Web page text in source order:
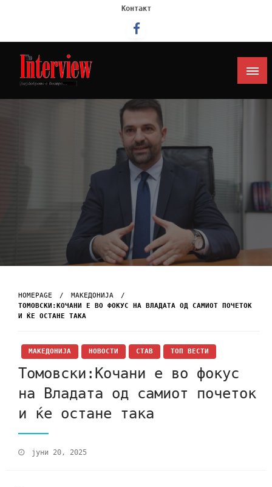
Контакт
Интервју
HOMEPAGE
МАКЕДОНИЈА
ТОМОВСКИ:КОЧАНИ Е ВО ФОКУС НА ВЛАДАТА ОД САМИОТ ПОЧЕТОК
И ЌЕ ОСТАНЕ ТАКА
МАКЕДОНИЈА НОВОСТИ СТАВ ТОП ВЕСТИ
Томовски:Кочани е во фокус
на Владата од самиот почеток
и ќе остане така
јуни 20, 2025